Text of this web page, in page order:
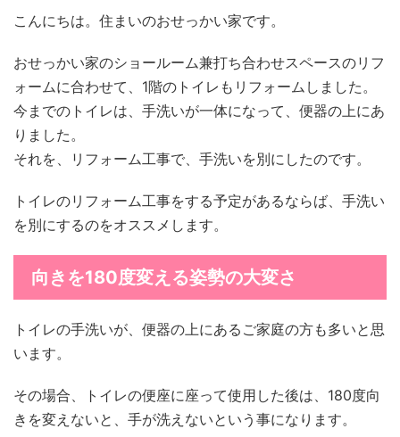
こんにちは。住まいのおせっかい家です。
おせっかい家のショールーム兼打ち合わせスペースのリフ
ォームに合わせて、1階のトイレもリフォームしました。
今までのトイレは、手洗いが一体になって、便器の上にあ
りました。
それを、リフォーム工事で、手洗いを別にしたのです。
トイレのリフォーム工事をする予定があるならば、手洗い
を別にするのをオススメします。
向きを180度変える姿勢の大変さ
トイレの手洗いが、便器の上にあるご家庭の方も多いと思
います。
その場合、トイレの便座に座って使用した後は、180度向
きを変えないと、手が洗えないという事になります。